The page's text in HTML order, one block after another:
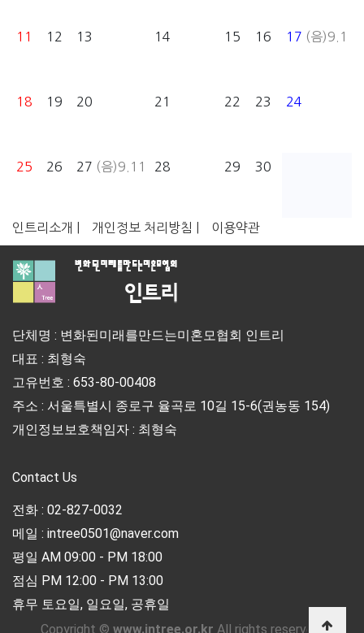
11 12 13 14 15 16 17 (음)9.1
18 19 20 21 22 23 24
25 26 27 (음)9.11 28 29 30
인트리소개 | 개인정보 처리방침 | 이용약관
단체명 : 변화된미래를만드는미혼모협회 인트리
대표 : 최형숙
고유번호 : 653-80-00408
주소 : 서울특별시 종로구 율곡로 10길 15-6(권농동 154)
개인정보보호책임자 : 최형숙
Contact Us
전화 : 02-827-0032
메일 : intree0501@naver.com
평일 AM 09:00 - PM 18:00
점심 PM 12:00 - PM 13:00
휴무 토요일, 일요일, 공휴일
Copyright © www.intree.or.kr All rights reserved.